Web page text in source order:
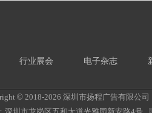
行业展会 电子杂志
© 2018-2026 深圳市扬程广告有限公